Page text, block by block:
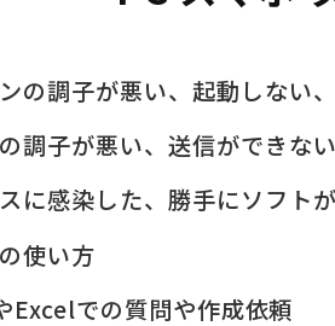
の調子が悪い、起動しない
調子が悪い、送信ができな
に感染した、勝手にソフト
使い方
Excelでの質問や作成依頼